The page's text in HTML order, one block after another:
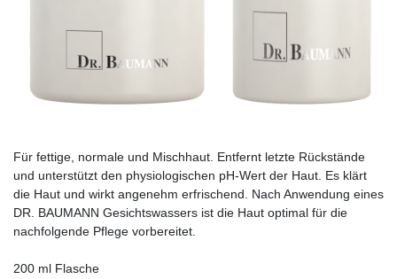
Für fettige, normale und Mischhaut. Entfernt letzte Rückstände
und unterstützt den physiologischen pH-Wert der Haut. Es klärt
die Haut und wirkt angenehm erfrischend. Nach Anwendung eines
DR. BAUMANN Gesichtswassers ist die Haut optimal für die
nachfolgende Pflege vorbereitet.
200 ml Flasche